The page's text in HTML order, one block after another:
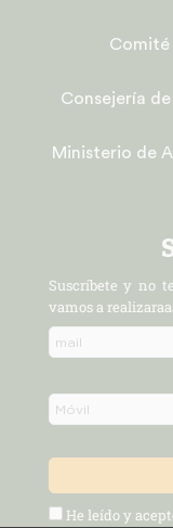
Comité
Consejería
Ministerio de
Suscríbete y no
vamos a
He leído y